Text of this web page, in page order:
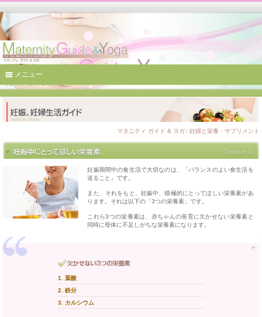
メニュー
マタニティ ガイド & ヨガ⁄妊婦と栄養・サプリメント
妊娠期間中の食生活で大切なのは、「バランスのよい食生活を
送ること」です。
また、それをもと、妊娠中、積極的にとってほしい栄養素があ
ります。それは以下の「3つの栄養素」です。
これら3つの栄養素は、赤ちゃんの発育に欠かせない栄養素と
同時に母体に不足しがちな栄養素になります。
1. 葉酸
2. 鉄分
3. カルシウム